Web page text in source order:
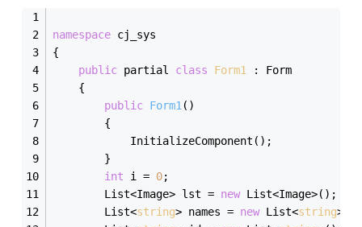
namespace cj_sys
{
public partial class Form1 :
Form
    {
public Form1 ()
        {
            InitializeComponent();
        }
int i = 0;
        List<Image> lst =
new List<Image>();
        List<
string> names = new List<string